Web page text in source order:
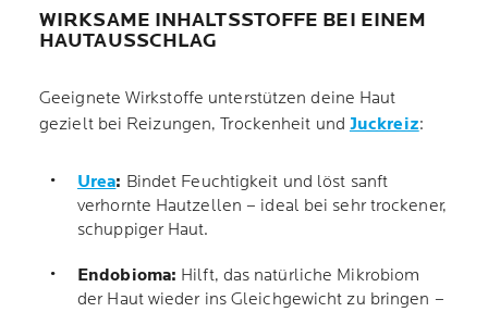
WIRKSAME INHALTSSTOFFE BEI EINEM
HAUTAUSSCHLAG
Geeignete Wirkstoffe unterstützen deine Haut
gezielt bei Reizungen, Trockenheit und Juckreiz:
Urea: Bindet Feuchtigkeit und löst sanft
verhornte Hautzellen – ideal bei sehr trockener,
schuppiger Haut.
Endobioma: Hilft, das natürliche Mikrobiom
der Haut wieder ins Gleichgewicht zu bringen –